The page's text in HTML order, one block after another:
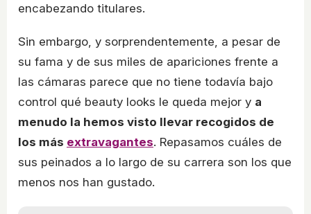
encabezando titulares.
Sin embargo, y sorprendentemente, a pesar de
su fama y de sus miles de apariciones frente a
las cámaras parece que no tiene todavía bajo
control qué beauty looks le queda mejor y a
menudo la hemos visto llevar recogidos de
los más extravagantes. Repasamos cuáles de
sus peinados a lo largo de su carrera son los que
menos nos han gustado.